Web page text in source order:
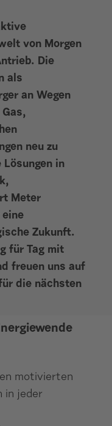
von Morgen
Die
als
an Wegen
neu zu
Lösungen in
Meter
Zukunft.
für Tag mit
freuen uns auf
die nächsten
motivierten
in jeder